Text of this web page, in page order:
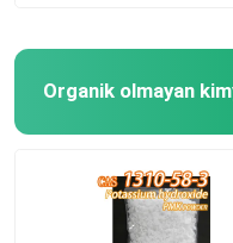
Hayvan Yemi Katkıları